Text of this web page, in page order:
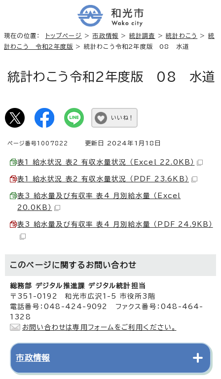
現在の位置： トップページ >市政情報 > 統計調査 >統計わこう > 統
計わこう 令和2年度版 > 統計わこう令和2年度版 08 水道
統計わこう令和2年度版 08 水道
いいね！
ページ番号1007822 更新日 2024年1月18日
表1 給水状況 表2 有収水量状況 （Excel 22.0KB）
表1 給水状況 表2 有収水量状況 （PDF 23.6KB）
表3 給水量及び有収率 表4 月別給水量 （Excel
20.0KB）
表3 給水量及び有収率 表4 月別給水量 （PDF 24.9KB）
このページに関する お問い合わせ
総務部 デジタル推進課 デジタル統計担当
〒351-0192 和光市広沢1-5 市役所3階
電話番号：048-424-9092 ファクス番号：048-464-
1328
お問い合わせは専用フォームをご利用ください。
市政情報